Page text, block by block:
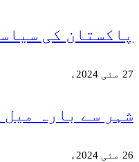
پاکستان کی سیاسی تاریخ: 40 کی
27 مئی 2024ء
شہر سے بارہ
26 مئی 2024ء